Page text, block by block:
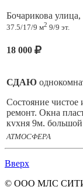
раскладной,
Bosch, духовка и
ВСЕ РЯДОМ:Во
ходьбы
добраться в
Удобный выезд из
В шаговой
"Буратино" и
Разнообразное
рынок , аптеки и
Бочарикова улица,
37.5/17/9 м2 9/9 эт.
18 000
СДАЮ
Состояние чистое
ремонт. Окна
кухня 9м,
вместительная
кресло, шкаф,
ТЕХНИКА:
АТМОСФЕРА
Вверх
© ООО МЛС СИТИ.